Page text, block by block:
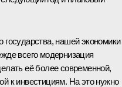
государства, нашей экономики
всего модернизация
её более современной,
к инвестициям. На это нужно